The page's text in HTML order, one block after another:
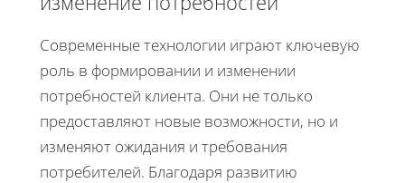
Современные технологии играют ключевую
роль в формировании и изменении
потребностей клиента. Они не только
предоставляют новые возможности, но и
изменяют ожидания и требования
потребителей. Благодаря развитию